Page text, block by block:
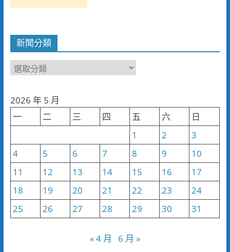
新聞分類
新
類
2026 年 5 月
一
二 三 四 五 六
日
1
2
3
4
5 6 7 8 9
10
11
12 13 14 15 16
17
18
19 20 21 22 23
24
25
26 27 28 29 30 31
« 4 月 6 月 »